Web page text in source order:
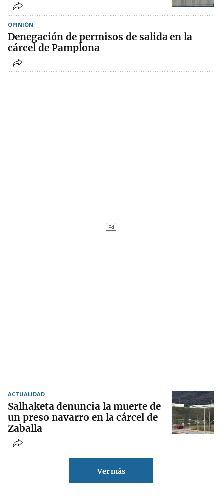
OPINIÓN
Denegación de permisos de salida en la
cárcel de Pamplona
ACTUALIDAD
Salhaketa denuncia la muerte de
un preso navarro en la cárcel de
Zaballa
Ver más